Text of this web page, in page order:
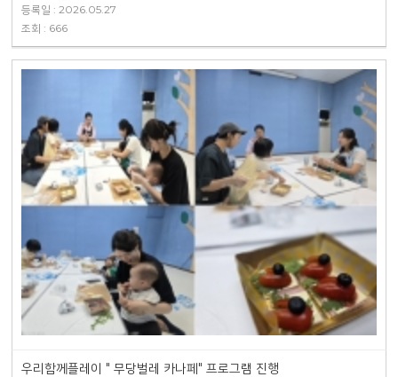
등록일 : 2026.05.27
조회 : 666
우리함께플레이 " 무당벌레 카나페" 프로그램 진행